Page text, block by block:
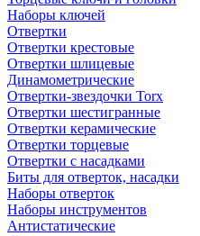
Наборы ключей
Отвертки
Отвертки крестовые
Отвертки шлицевые
Динамометрические
Отвертки-звездочки Torx
Отвертки шестигранные
Отвертки керамические
Отвертки торцевые
Отвертки с насадками
Биты для отверток, насадки
Наборы отверток
Наборы инструментов
Антистатические